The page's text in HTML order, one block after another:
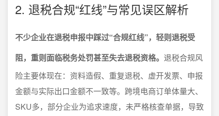
2. 退税合规“红线”与常见误区解析
不少企业在退税申报中踩过“合规红线”，轻则退税受
阻，重则面临税务处罚甚至失去退税资格。 退税合规风
险主要体现在：资料造假、重复退税、虚开发票、申报
金额与实际出口金额不一致等。跨境电商订单体量大、
SKU多，部分企业为追求速度，未严格核查单据，导致